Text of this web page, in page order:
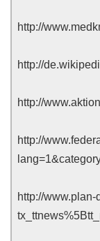
http://
http://
http://
http://
http://